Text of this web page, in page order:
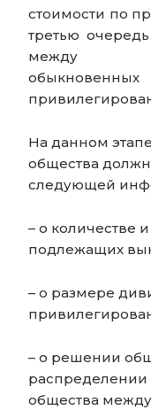
стоимости по
третью
между
На данном
общества
следующей
– о количестве
подлежащих
– о размере
– о решении
распределении
общества